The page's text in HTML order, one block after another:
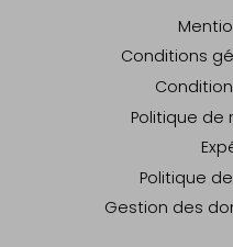
Conditions
Politique
Politique
Gestion des